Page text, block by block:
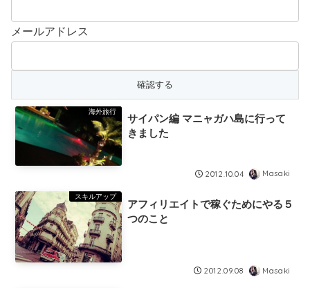
メールアドレス
海外旅行
サイパン編 マニャガハ島に行って
きました
2012.10.04 Masaki
スキルアップ
アフィリエイトで稼ぐためにやる５
つのこと
2012.09.08 Masaki